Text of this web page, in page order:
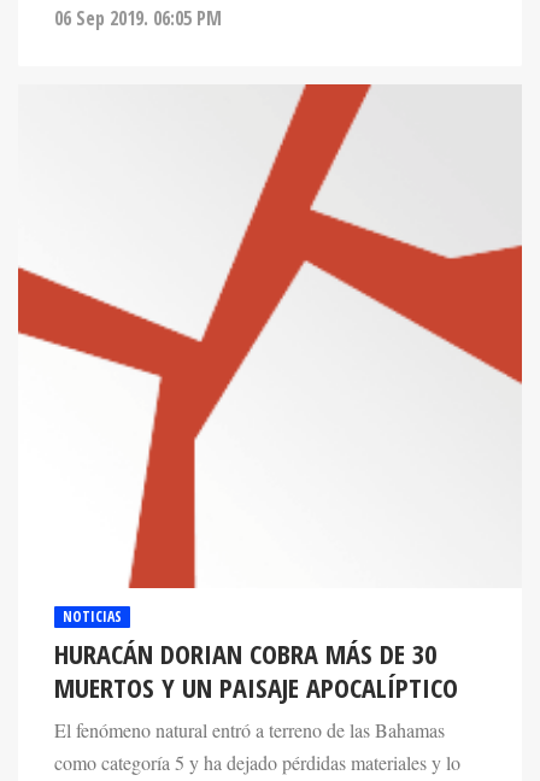
06 Sep 2019. 06:05 PM
NOTICIAS
HURACÁN DORIAN COBRA MÁS DE 30
MUERTOS Y UN PAISAJE APOCALÍPTICO
El fenómeno natural entró a terreno de las Bahamas
como categoría 5 y ha dejado pérdidas materiales y lo